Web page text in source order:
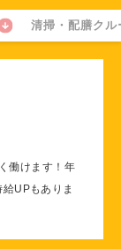
清掃・配膳クル
働けます！年
UPもありま